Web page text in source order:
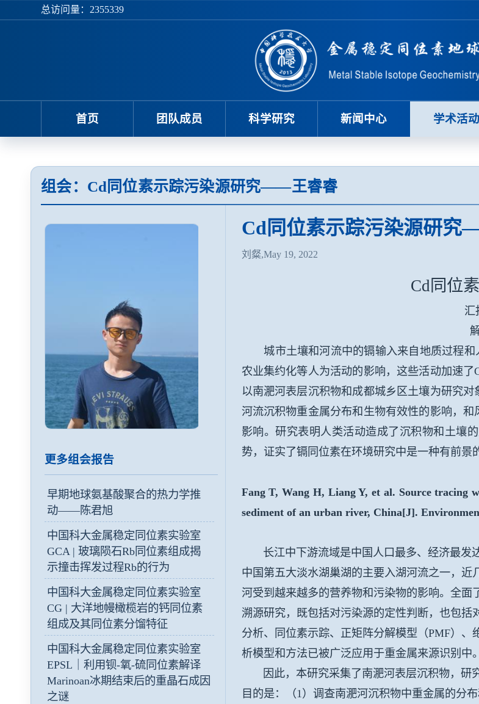
总访问量： 2355339
首页 团队成员 科学研究 新闻中心 学术活动
组会：Cd同位素示踪污染源研究——王睿睿
更多组会报告
早期地球氨基酸聚合的热力学推
动——陈君旭
中国科大金属稳定同位素实验室
GCA | 玻璃陨石Rb同位素组成揭
示撞击挥发过程Rb的行为
中国科大金属稳定同位素实验室
CG | 大洋地幔橄榄岩的钙同位素
组成及其同位素分馏特征
中国科大金属稳定同位素实验室
EPSL｜利用钡-氧-硫同位素解译
Marinoan冰期结束后的重晶石成因
之谜
Cd同位素示踪污染源研
刘粲,May 19, 2022
Cd同位
汇
城市土壤和河流中的镉输入来自地质过程和
农业集约化等人为活动的影响，这些活动加速了
以南淝河表层沉积物和成都城乡区土壤为研究对
河流沉积物重金属分布和生物有效性的影响，和
影响。研究表明人类活动造成了沉积物和土壤
势，证实了镉同位素在环境研究中是一种有前景
Fang T, Wang H, Liang Y, et al. Source tracing
sediment of an urban river, China[J].
长江中下游流域是中国人口最多、经济最发
中国第五大淡水湖巢湖的主要入湖河流之一，
河受到越来越多的营养物和污染物的影响。全
溯源研究，既包括对污染源的定性判断，也包
分析、同位素示踪、正矩阵分解模型（PMF）
析模型和方法已被广泛应用于重金属来源识别中。
因此， 本研究采集了南淝河表层沉积物，研
目的是：（1 ）调查南淝河沉积物中重金属的分布